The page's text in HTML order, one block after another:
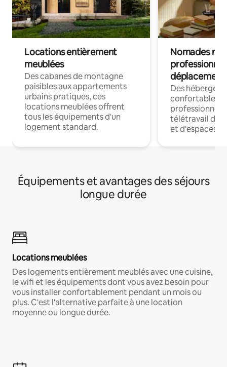
Locations entièrement
meublées
Des cabanes de montagne
paisibles aux appartements
urbains pratiques, ces
locations meublées offrent
tous les équipements d'un
logement standard.
Nomades
déplacement
Des
confortables
professionnels
télétravail
et d'espaces
Équipements et avantages des séjours
longue durée
Locations meublées
Des logements entièrement meublés avec une cuisine,
le wifi et les équipements dont vous avez besoin pour
vous installer confortablement pendant un mois ou
plus. C'est l'alternative parfaite à une location
moyenne ou longue durée.